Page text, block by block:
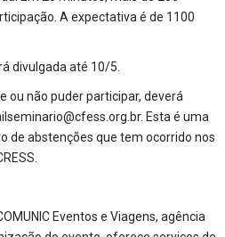
A expectativa é de 1100
divulgada até 10/5.
ou não puder participar, deverá
Esta é uma
de abstenções que tem ocorrido nos
Eventos e Viagens, agência